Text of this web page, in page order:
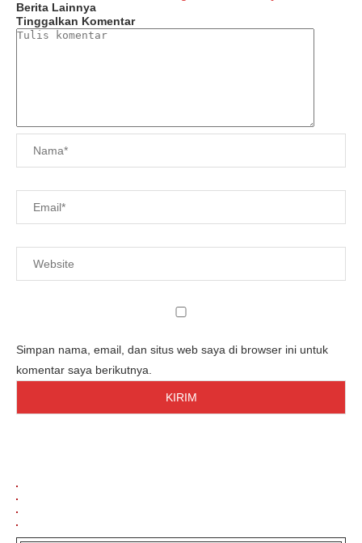
Berita Lainnya
Tinggalkan Komentar
Simpan nama, email, dan situs web saya di browser ini untuk
komentar saya berikutnya.